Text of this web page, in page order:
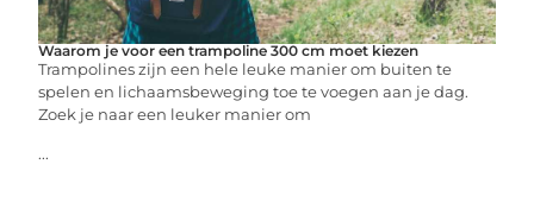
Waarom je voor een trampoline 300 cm moet kiezen
Trampolines zijn een hele leuke manier om buiten te
spelen en lichaamsbeweging toe te voegen aan je dag.
Zoek je naar een leuker manier om
...